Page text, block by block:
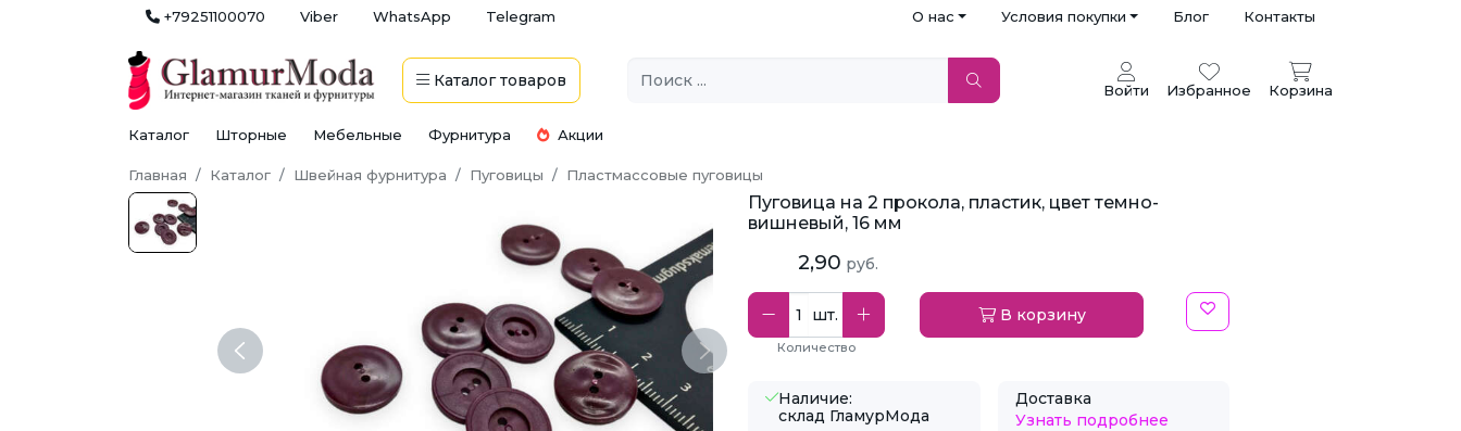
+79251100070 Viber WhatsApp Telegram О нас Условия покупки Блог Контакты
Каталог товаров Войти Избранное Корзина
Каталог Шторные Мебельные Фурнитура Акции
Главная Каталог Швейная фурнитура Пуговицы Пластмассовые пуговицы
Previous Next
Пуговица на 2 прокола, пластик, цвет темно-
вишневый, 16 мм
2,90 руб.
шт.
Количество
В корзину
Наличие:
склад ГламурМода
Доставка
Узнать подробнее